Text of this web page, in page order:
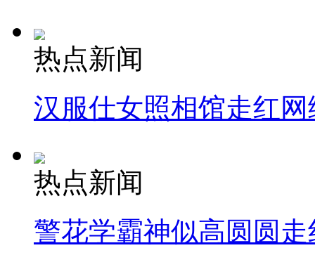
热点新闻
汉服仕女照相馆走红网
热点新闻
警花学霸神似高圆圆走